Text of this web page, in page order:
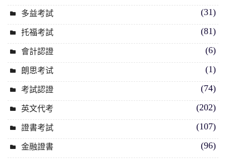
多益考試 (31)
托福考試 (81)
會計認證 (6)
朗思考试 (1)
考試認證 (74)
英文代考 (202)
證書考試 (107)
金融證書 (96)